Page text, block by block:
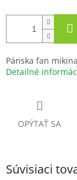
Pánska fan mikina
Detailné
OPÝTAŤ SA
Súvisiaci